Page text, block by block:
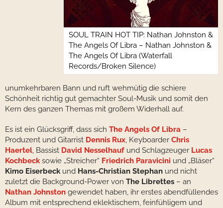
SOUL TRAIN HOT TIP: Nathan Johnston &
The Angels Of Libra – Nathan Johnston &
The Angels Of Libra (Waterfall
Records/Broken Silence)
unumkehrbaren Bann und ruft wehmütig die schiere
Schönheit richtig gut gemachter Soul-Musik und somit den
Kern des ganzen Themas mit großem Widerhall auf.
Es ist ein Glücksgriff, dass sich The Angels Of Libra –
Produzent und Gitarrist Dennis Rux, Keyboarder Chris
Haertel, Bassist David Nesselhauf und Schlagzeuger Lucas
Kochbecksowie „Streicher“ Friedrich Paravicini und „Bläser“
Kimo Eiserbeckund Hans-Christian Stephan und nicht
zuletzt die Background-Power von The Librettes – an
Nathan Johnston gewendet haben, ihr erstes abendfüllendes
Album mit entsprechend eklektischem, feinfühligem und